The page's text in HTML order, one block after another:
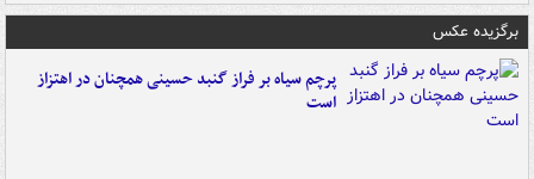
برگزیده عکس
پرچم سیاه بر فراز گنبد حسینی همچنان در اهتزاز
است